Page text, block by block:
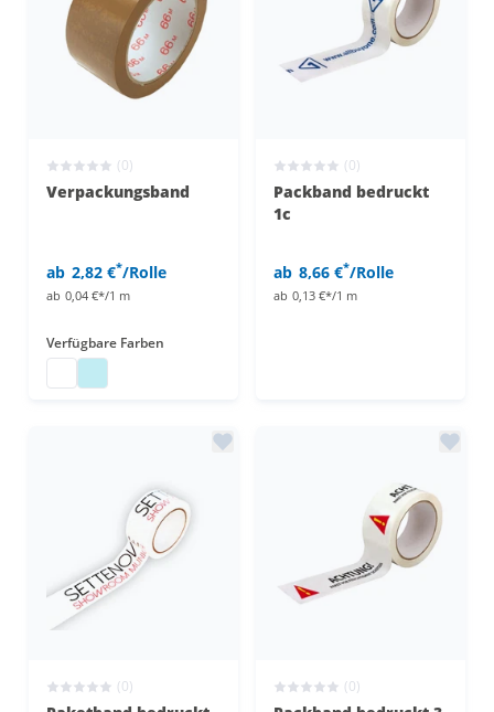
(0)
Verpackungsband
ab 2,82 €*/Rolle
ab 0,04 €*/1 m
Verfügbare Farben
(0)
Packband bedruckt
1c
ab 8,66 €*/Rolle
ab 0,13 €*/1 m
(0) (0)